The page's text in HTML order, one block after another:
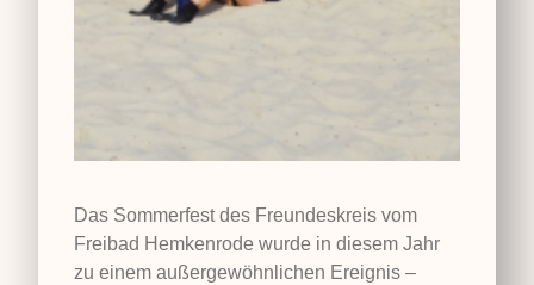
Das Sommerfest des Freundeskreis vom
Freibad Hemkenrode wurde in diesem Jahr
zu einem außergewöhnlichen Ereignis –